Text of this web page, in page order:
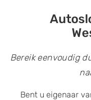
Bereik eenvoudig
Bent u eigenaar